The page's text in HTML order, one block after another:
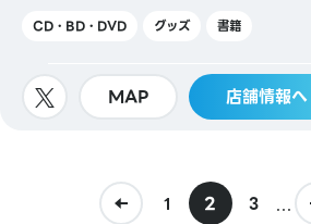
CD・BD・DVD グッズ 書籍
MAP 店舗情報へ
1 2 3 ...